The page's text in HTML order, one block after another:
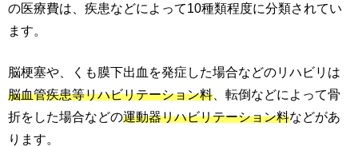
の医療費は、疾患などによって10種類程度に分類されてい
ます。
脳梗塞や、くも膜下出血を発症した場合などのリハビリは
脳血管疾患等リハビリテーション料 、転倒などによって骨
折をした場合などの運動器リハビリテーション料などがあ
ります。